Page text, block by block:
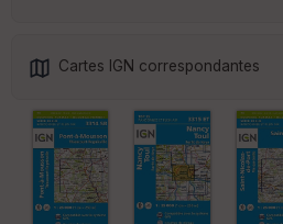
Cartes IGN correspondantes